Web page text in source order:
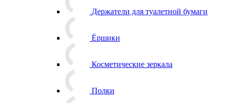
Держатели для туалетной бумаги
Ёршики
Косметические зеркала
Полки